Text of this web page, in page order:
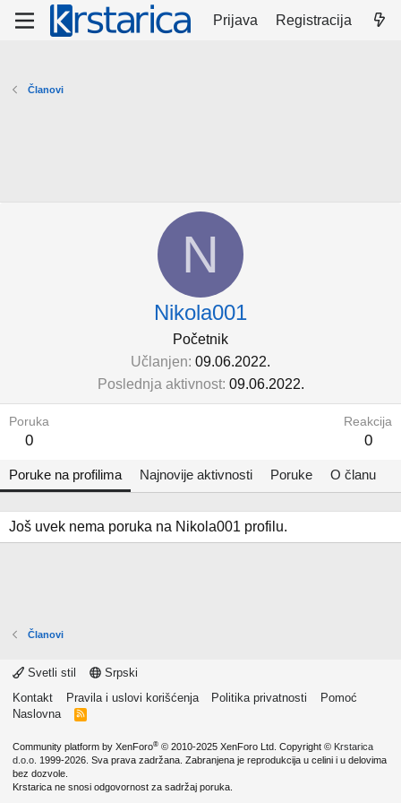
Prijava Registracija
Članovi
N
Nikola001
Početnik
Učlanjen 09.06.2022.
Poslednja aktivnost 09.06.2022.
Poruka
0
Reakcija
0
Poruke na profilima Najnovije aktivnosti Poruke O članu
Još uvek nema poruka na Nikola001 profilu.
Članovi
Svetli stil
Srpski
Kontakt
Pravila i uslovi korišćenja Politika privatnosti
Pomoć
Naslovna
R
Community platform by XenForo® © 2010-2025 XenForo Ltd. Copyright © Krstarica
d.o.o. 1999-2026. Sva prava zadržana. Zabranjena je reprodukcija u celini i u delovima
bez dozvole.
Krstarica ne snosi odgovornost za sadržaj poruka.